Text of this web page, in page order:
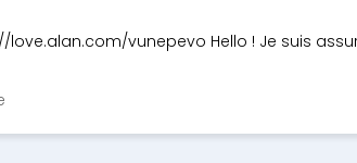
love.alan.com/vunepevo Hello ! Je suis